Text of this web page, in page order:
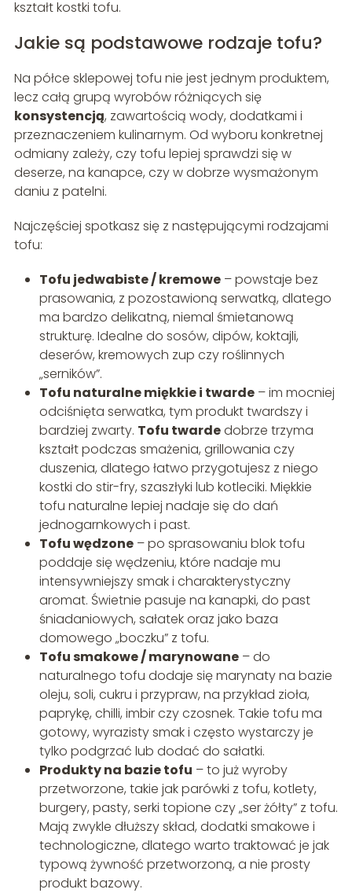
kształt kostki tofu.
Jakie są podstawowe rodzaje tofu?
Na półce sklepowej tofu nie jest jednym produktem,
lecz całą grupą wyrobów różniących się
konsystencją, zawartością wody, dodatkami i
przeznaczeniem kulinarnym. Od wyboru konkretnej
odmiany zależy, czy tofu lepiej sprawdzi się w
deserze, na kanapce, czy w dobrze wysmażonym
daniu z patelni.
Najczęściej spotkasz się z następującymi rodzajami
tofu:
Tofu jedwabiste / kremowe– powstaje bez
prasowania, z pozostawioną serwatką, dlatego
ma bardzo delikatną, niemal śmietanową
strukturę. Idealne do sosów, dipów, koktajli,
deserów, kremowych zup czy roślinnych
„serników”.
Tofu naturalne miękkie i twarde– im mocniej
odciśnięta serwatka, tym produkt twardszy i
bardziej zwarty. Tofu twardedobrze trzyma
kształt podczas smażenia, grillowania czy
duszenia, dlatego łatwo przygotujesz z niego
kostki do stir-fry, szaszłyki lub kotleciki. Miękkie
tofu naturalne lepiej nadaje się do dań
jednogarnkowych i past.
Tofu wędzone– po sprasowaniu blok tofu
poddaje się wędzeniu, które nadaje mu
intensywniejszy smak i charakterystyczny
aromat. Świetnie pasuje na kanapki, do past
śniadaniowych, sałatek oraz jako baza
domowego „boczku” z tofu.
Tofu smakowe / marynowane– do
naturalnego tofu dodaje się marynaty na bazie
oleju, soli, cukru i przypraw, na przykład zioła,
paprykę, chilli, imbir czy czosnek. Takie tofu ma
gotowy, wyrazisty smak i często wystarczy je
tylko podgrzać lub dodać do sałatki.
Produkty na bazie tofu – to już wyroby
przetworzone, takie jak parówki z tofu, kotlety,
burgery, pasty, serki topione czy „ser żółty” z tofu.
Mają zwykle dłuższy skład, dodatki smakowe i
technologiczne, dlatego warto traktować je jak
typową żywność przetworzoną, a nie prosty
produkt bazowy.